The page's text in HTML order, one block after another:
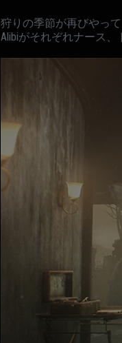
狩りの季節が再びやって
Alibiがそれぞれナース、